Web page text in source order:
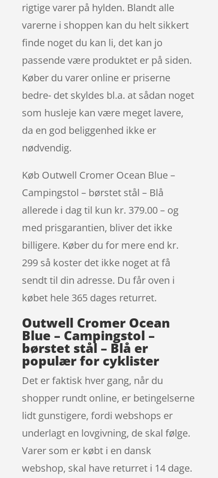
rigtige varer på hylden. Blandt alle
varerne i shoppen kan du helt sikkert
finde noget du kan li, det kan jo
passende være produktet er på siden.
Køber du varer online er priserne
bedre- det skyldes bl.a. at sådan noget
som husleje kan være meget lavere,
da en god beliggenhed ikke er
nødvendig.
Køb Outwell Cromer Ocean Blue –
Campingstol – børstet stål – Blå
allerede i dag til kun kr. 379.00 – og
med prisgarantien, bliver det ikke
billigere. Køber du for mere end kr.
299 så koster det ikke noget at få
sendt til din adresse. Du får oven i
købet hele 365 dages returret.
Outwell Cromer Ocean
Blue – Campingstol –
børstet stål – Blå er
populær for cyklister
Det er faktisk hver gang, når du
shopper rundt online, er betingelserne
lidt gunstigere, fordi webshops er
underlagt en lovgivning, de skal følge.
Varer som er købt i en dansk
webshop, skal have returret i 14 dage.